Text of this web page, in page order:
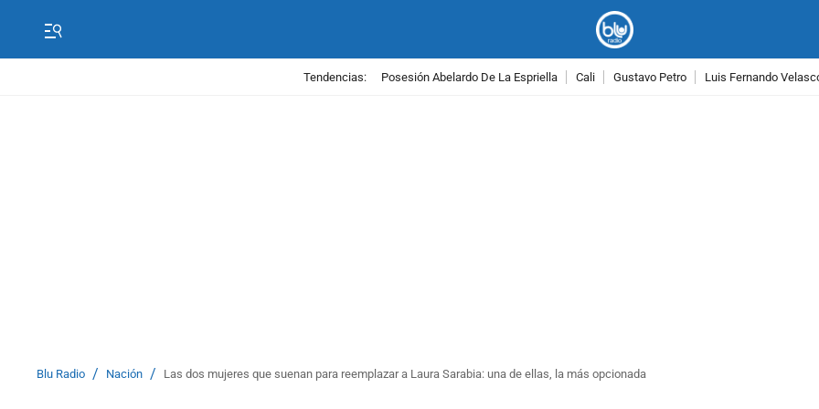
Tendencias: Posesión Abelardo De La Espriella Cali Gustavo Petro Luis Fernando
Blu Radio / Nación / Las dos mujeres que suenan para reemplazar a Laura Sarabia: una de ellas, la más opcionada